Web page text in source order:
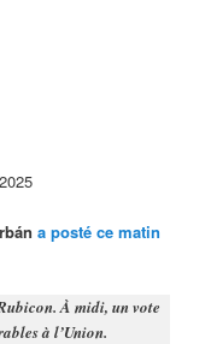
a posté ce matin
À midi, un vote
à l’Union.